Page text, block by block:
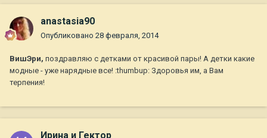
anastasia90
Опубликовано 28 февраля, 2014
ВишЭри, поздравляю с детками от красивой пары! А детки какие
модные - уже нарядные все! :thumbup: Здоровья им, а Вам
терпения!
Ирина и Гектор